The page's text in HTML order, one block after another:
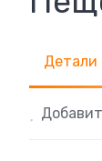
Детали